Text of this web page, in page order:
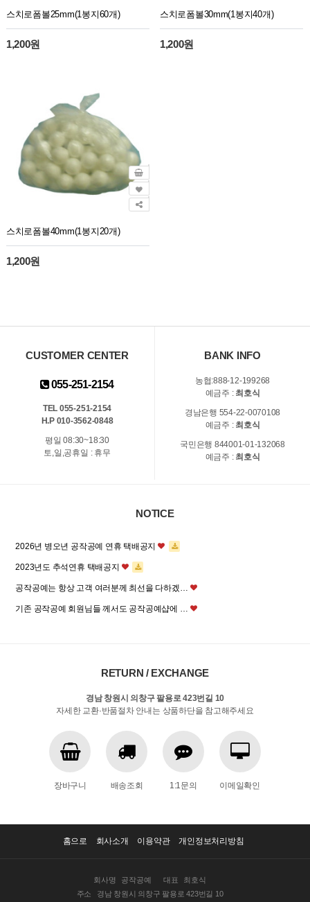
스치로폼볼25mm(1봉지60개)
1,200원
스치로폼볼30mm(1봉지40개)
1,200원
스치로폼볼40mm(1봉지20개)
1,200원
CUSTOMER CENTER
055-251-2154
TEL 055-251-2154
H.P 010-3562-0848
평일 08:30~18:30
토,일,공휴일 : 휴무
BANK INFO
농협:888-12-199268
예금주 : 최호식
경남은행 554-22-0070108
예금주 : 최호식
국민은행 844001-01-132068
예금주 : 최호식
NOTICE
2026년 병오년 공작공예 연휴 택배공지
2023년도 추석연휴 택배공지
공작공예는 항상 고객 여러분께 최선을 다하겠…
기존 공작공예 회원님들 께서도 공작공예샵에 …
RETURN / EXCHANGE
경남 창원시 의창구 팔용로 423번길 10
자세한 교환·반품절차 안내는 상품하단을 참고해주세요
장바구니 배송조회 1:1문의 이메일확인
홈으로 회사소개 이용약관 개인정보처리방침
회사명 공작공예 대표
최호식
주소
경남 창원시 의창구 팔용로 423번길 10